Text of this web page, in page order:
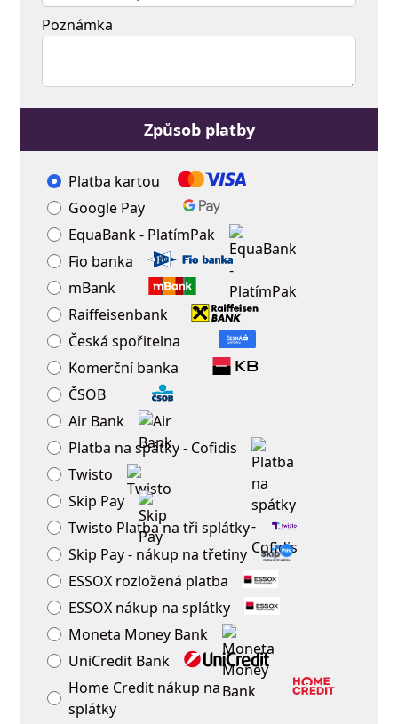
Poznámka
Způsob platby
Platba kartou
Google Pay
EquaBank - PlatímPak
Fio banka
mBank
Raiffeisenbank
Česká spořitelna
Komerční banka
ČSOB
Air Bank
Platba na spátky - Cofidis
Twisto
Skip Pay
Twisto Platba na tři splátky
Skip Pay - nákup na třetiny
ESSOX rozložená platba
ESSOX nákup na splátky
Moneta Money Bank
UniCredit Bank
Home Credit nákup na
splátky